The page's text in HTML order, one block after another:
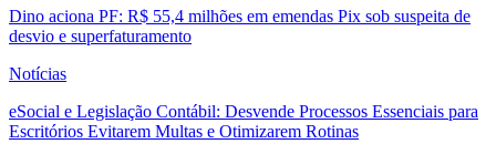
Dino aciona PF: R$ 55,4 milhões em emendas Pix sob suspeita de
desvio e superfaturamento
Notícias
eSocial e Legislação Contábil: Desvende Processos Essenciais para
Escritórios Evitarem Multas e Otimizarem Rotinas